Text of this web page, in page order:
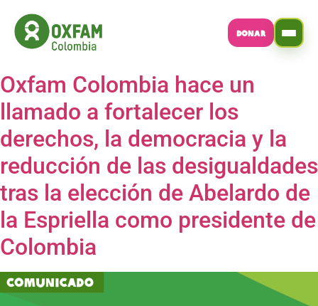
DONAR
Oxfam Colombia hace un
llamado a fortalecer los
derechos, la democracia y la
reducción de las desigualdades
tras la elección de Abelardo de
la Espriella como presidente de
Colombia